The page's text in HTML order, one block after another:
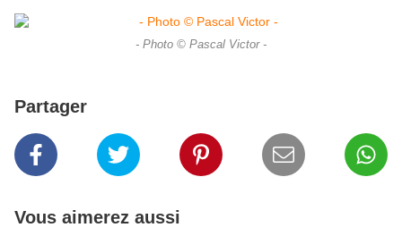
- Photo © Pascal Victor -
Partager
Vous aimerez aussi